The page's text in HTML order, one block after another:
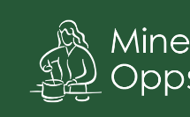
innhold